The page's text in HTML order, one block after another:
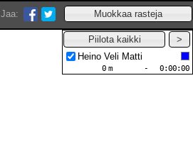
Jaa:
Heino Veli Matti
0:00:00
-
0 m